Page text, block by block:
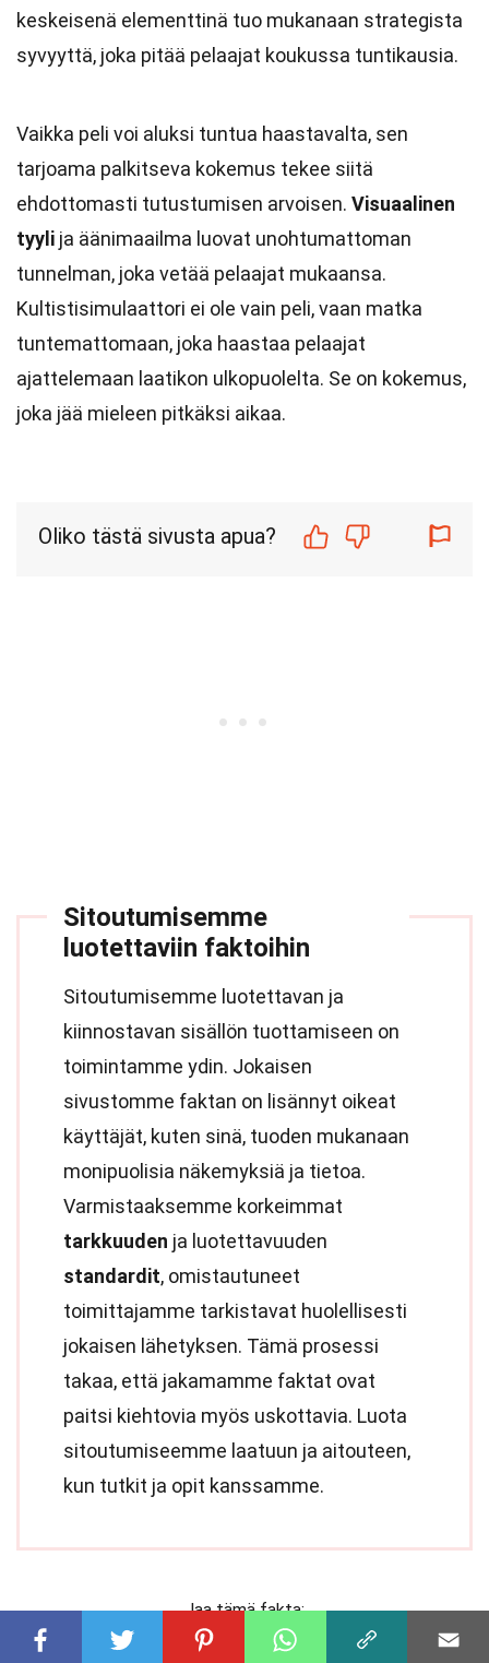
keskeisenä elementtinä tuo mukanaan strategista
syvyyttä, joka pitää pelaajat koukussa tuntikausia.
Vaikka peli voi aluksi tuntua haastavalta, sen
tarjoama palkitseva kokemus tekee siitä
ehdottomasti tutustumisen arvoisen. Visuaalinen
tyyli ja äänimaailma luovat unohtumattoman
tunnelman, joka vetää pelaajat mukaansa.
Kultistisimulaattori ei ole vain peli, vaan matka
tuntemattomaan, joka haastaa pelaajat
ajattelemaan laatikon ulkopuolelta. Se on kokemus,
joka jää mieleen pitkäksi aikaa.
Oliko tästä sivusta apua?
Sitoutumisemme
luotettaviin faktoihin
Sitoutumisemme luotettavan ja
kiinnostavan sisällön tuottamiseen on
toimintamme ydin. Jokaisen
sivustomme faktan on lisännyt oikeat
käyttäjät, kuten sinä, tuoden mukanaan
monipuolisia näkemyksiä ja tietoa.
Varmistaaksemme korkeimmat
tarkkuuden ja luotettavuuden
standardit, omistautuneet
toimittajamme tarkistavat huolellisesti
jokaisen lähetyksen. Tämä prosessi
takaa, että jakamamme faktat ovat
paitsi kiehtovia myös uskottavia. Luota
sitoutumiseemme laatuun ja aitouteen,
kun tutkit ja opit kanssamme.
Jaa tämä fakta: